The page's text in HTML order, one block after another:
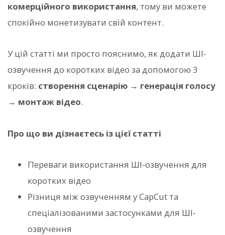
комерційного використання, тому ви можете
спокійно монетизувати свій контент.
У цій статті ми просто пояснимо, як додати ШІ-
озвучення до коротких відео за допомогою 3
кроків: створення сценарію → генерація голосу
→ монтаж відео.
Про що ви дізнаєтесь із цієї статті
Переваги використання ШІ-озвучення для
коротких відео
Різниця між озвученням у CapCut та
спеціалізованими застосунками для ШІ-
озвучення